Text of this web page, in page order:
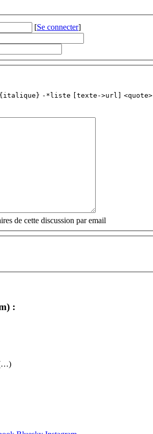
[Se connecter]
{italique} -*liste [texte->url] <quote>
de cette discussion par email
:
(…)